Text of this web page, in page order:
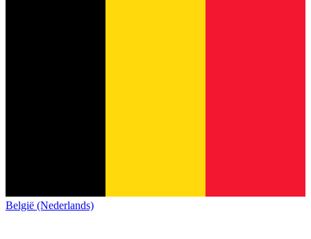
België (Nederlands)